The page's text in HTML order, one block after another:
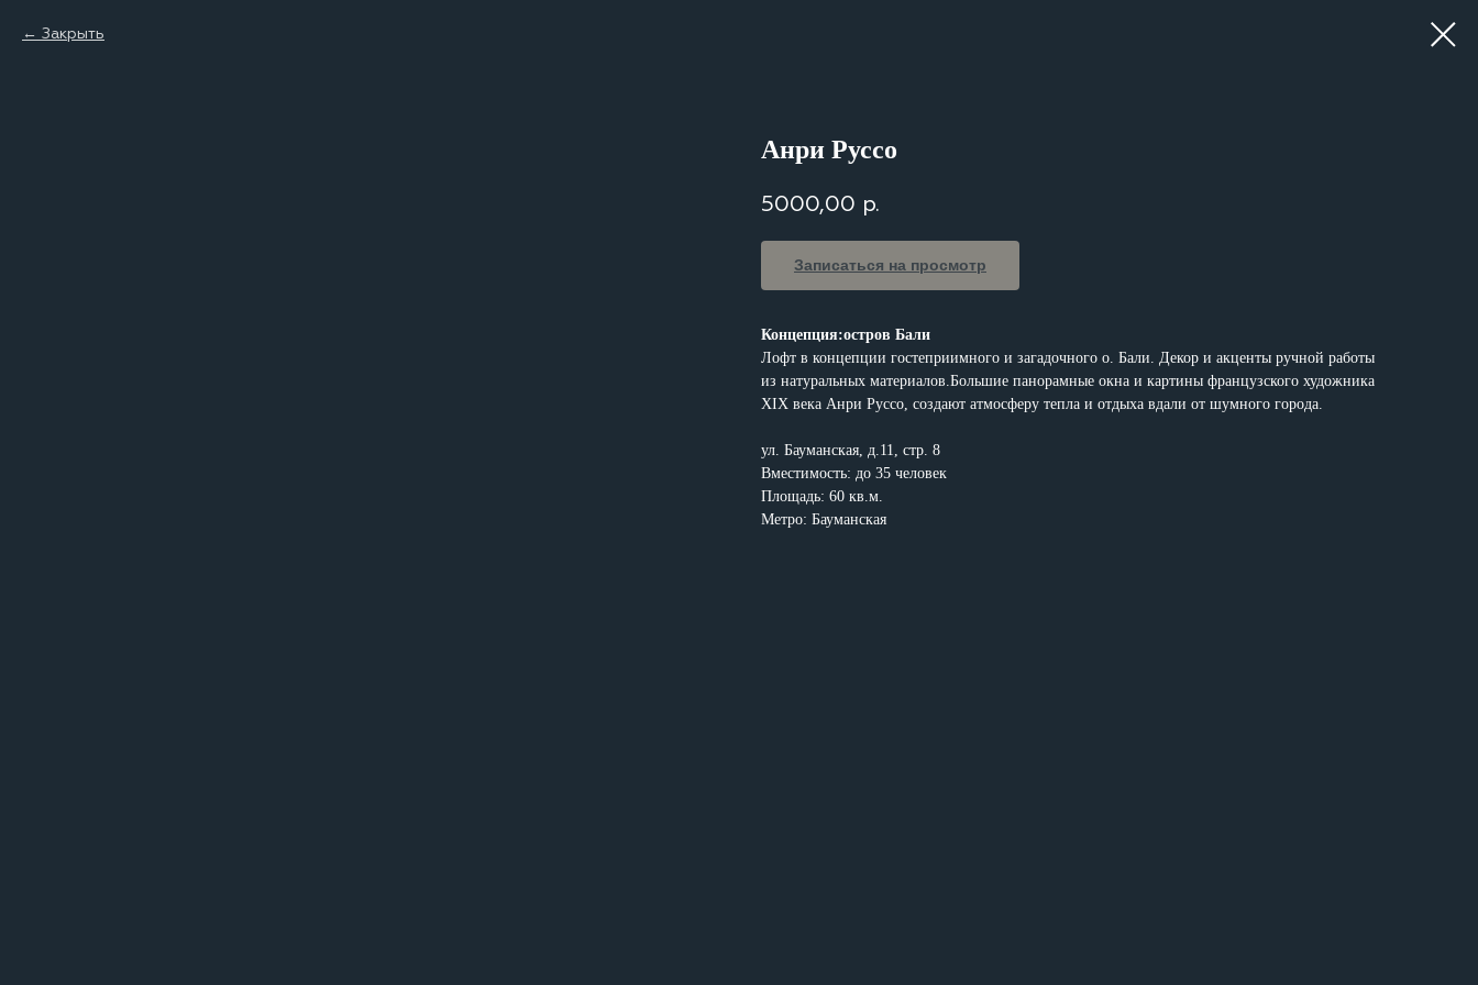
Закрыть
Анри Руссо
5000,00 р.
Записаться на просмотр
Концепция:остров Бали
Лофт в концепции гостеприимного и загадочного о. Бали. Декор и акценты ручной работы
из натуральных материалов.Большие панорамные окна и картины французского художника
XIX века Анри Руссо, создают атмосферу тепла и отдыха вдали от шумного города.
ул. Бауманская, д.11, стр. 8
Вместимость: до 35 человек
Площадь: 60 кв.м.
Метро: Бауманская